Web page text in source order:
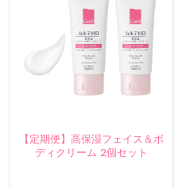
【定期便】高保湿フェイス＆ボ
ディクリーム 2個セット